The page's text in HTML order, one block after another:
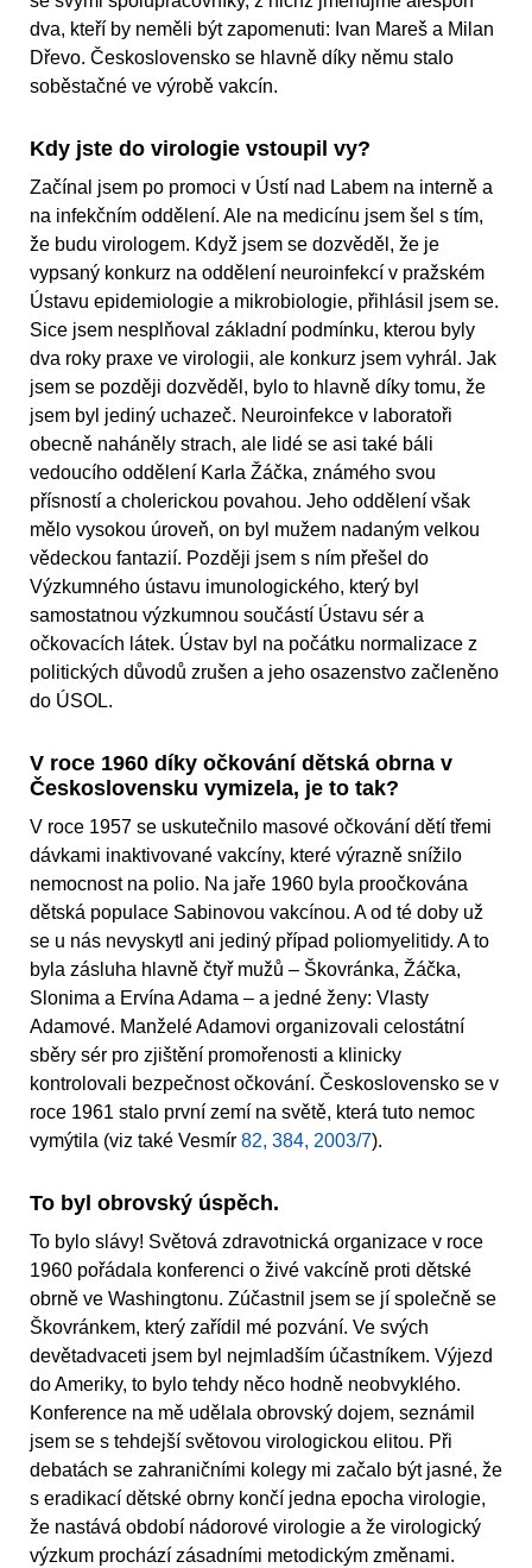
dva, kteří by neměli být zapomenuti: Ivan Mareš a Milan
Dřevo. Československo se hlavně díky němu stalo
soběstačné ve výrobě vakcín.
Kdy jste do virologie vstoupil vy?
Začínal jsem po promoci v Ústí nad Labem na interně a
na infekčním oddělení. Ale na medicínu jsem šel s tím,
že budu virologem. Když jsem se dozvěděl, že je
vypsaný konkurz na oddělení neuroinfekcí v pražském
Ústavu epidemiologie a mikrobiologie, přihlásil jsem se.
Sice jsem nesplňoval základní podmínku, kterou byly
dva roky praxe ve virologii, ale konkurz jsem vyhrál. Jak
jsem se později dozvěděl, bylo to hlavně díky tomu, že
jsem byl jediný uchazeč. Neuroinfekce v laboratoři
obecně naháněly strach, ale lidé se asi také báli
vedoucího oddělení Karla Žáčka, známého svou
přísností a cholerickou povahou. Jeho oddělení však
mělo vysokou úroveň, on byl mužem nadaným velkou
vědeckou fantazií. Později jsem s ním přešel do
Výzkumného ústavu imunologického, který byl
samostatnou výzkumnou součástí Ústavu sér a
očkovacích látek. Ústav byl na počátku normalizace z
politických důvodů zrušen a jeho osazenstvo začleněno
do ÚSOL.
V roce 1960 díky očkování dětská obrna v
Československu vymizela, je to tak?
V roce 1957 se uskutečnilo masové očkování dětí třemi
dávkami inaktivované vakcíny, které výrazně snížilo
nemocnost na polio. Na jaře 1960 byla proočkována
dětská populace Sabinovou vakcínou. A od té doby už
se u nás nevyskytl ani jediný případ poliomyelitidy. A to
byla zásluha hlavně čtyř mužů – Škovránka, Žáčka,
Slonima a Ervína Adama – a jedné ženy: Vlasty
Adamové. Manželé Adamovi organizovali celostátní
sběry sér pro zjištění promořenosti a klinicky
kontrolovali bezpečnost očkování. Československo se v
roce 1961 stalo první zemí na světě, která tuto nemoc
vymýtila (viz také Vesmír 82, 384, 2003/7).
To byl obrovský úspěch.
To bylo slávy! Světová zdravotnická organizace v roce
1960 pořádala konferenci o živé vakcíně proti dětské
obrně ve Washingtonu. Zúčastnil jsem se jí společně se
Škovránkem, který zařídil mé pozvání. Ve svých
devětadvaceti jsem byl nejmladším účastníkem. Výjezd
do Ameriky, to bylo tehdy něco hodně neobvyklého.
Konference na mě udělala obrovský dojem, seznámil
jsem se s tehdejší světovou virologickou elitou. Při
debatách se zahraničními kolegy mi začalo být jasné, že
s eradikací dětské obrny končí jedna epocha virologie,
že nastává období nádorové virologie a že virologický
výzkum prochází zásadními metodickým změnami.